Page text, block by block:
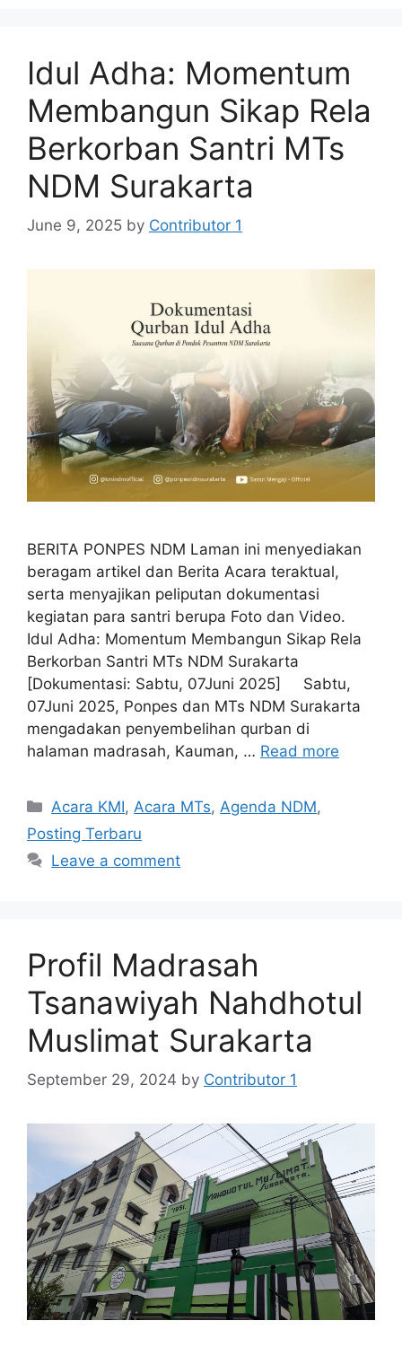
Idul Adha: Momentum
Membangun Sikap Rela
Berkorban Santri MTs
NDM Surakarta
June 9, 2025 by Contributor 1
BERITA PONPES NDM Laman ini menyediakan
beragam artikel dan Berita Acara teraktual,
serta menyajikan peliputan dokumentasi
kegiatan para santri berupa Foto dan Video.
Idul Adha: Momentum Membangun Sikap Rela
Berkorban Santri MTs NDM Surakarta
[Dokumentasi: Sabtu, 07Juni 2025] Sabtu,
07Juni 2025, Ponpes dan MTs NDM Surakarta
mengadakan penyembelihan qurban di
halaman madrasah, Kauman, … Read more
Categories
Acara KMI, Acara MTs, Agenda NDM,
Posting Terbaru
Leave a comment
Profil Madrasah
Tsanawiyah Nahdhotul
Muslimat Surakarta
September 29, 2024 by Contributor 1